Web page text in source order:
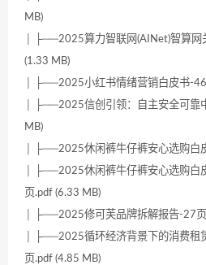
MB)
│ ├──2025算力智联网(AINet)智算
(1.33 MB)
│ ├──2025小红书情绪营销白皮书-
│ ├──2025信创引领：自主安全可靠
MB)
│ ├──2025休闲裤牛仔裤安心选购白
│ ├──2025休闲裤牛仔裤安心选购白
页.pdf (6.33 MB)
│ ├──2025修可芙品牌拆解报告-27
│ ├──2025循环经济背景下的消费租
页.pdf (4.85 MB)